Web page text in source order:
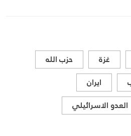
غزة
حزب الله
ايران
العدو الاسرائيلي